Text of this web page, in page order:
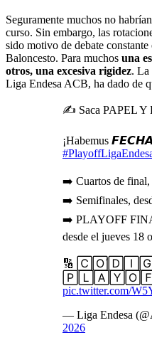
Seguramente muchos no
curso. Sin embargo, las
sido motivo de debate
Baloncesto. Para muchos una
otros, una excesiva rigidez. La
Liga Endesa ACB, ha dado de
✍️ Saca PAPEL Y
¡Habemus
➡️ Cuartos de final,
➡️ Semifinales,
➡️ PLAYOFF
desde el jueves 18
🔢
pic.twitter.com/
— Liga Endesa
2026